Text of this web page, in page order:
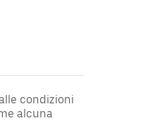
condizioni
alcuna